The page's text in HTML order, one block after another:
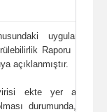
Raporu
açıklanmıştır.
ekte yer
durumunda,